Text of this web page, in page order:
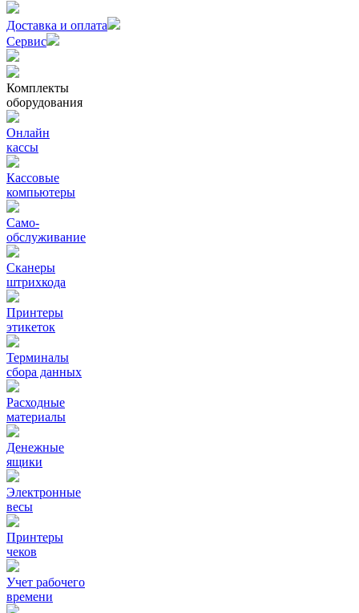
Доставка и оплата
Сервис
Комплекты
оборудования
Онлайн
кассы
Кассовые
компьютеры
Само-
обслуживание
Сканеры
штрихкода
Принтеры
этикеток
Терминалы
сбора данных
Расходные
материалы
Денежные
ящики
Электронные
весы
Принтеры
чеков
Учет рабочего
времени